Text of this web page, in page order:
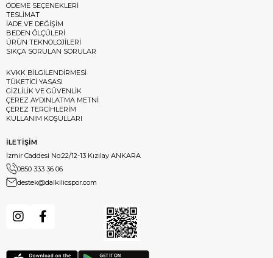
ÖDEME SEÇENEKLERİ
TESLİMAT
İADE VE DEĞİŞİM
BEDEN ÖLÇÜLERİ
ÜRÜN TEKNOLOJİLERİ
SIKÇA SORULAN SORULAR
KVKK BİLGİLENDİRMESİ
TÜKETİCİ YASASI
GİZLİLİK VE GÜVENLİK
ÇEREZ AYDINLATMA METNİ
ÇEREZ TERCİHLERİM
KULLANIM KOŞULLARI
İLETİŞİM
İzmir Caddesi No:22/12-13 Kızılay ANKARA
0850 333 36 06
destek@dalkilicspor.com